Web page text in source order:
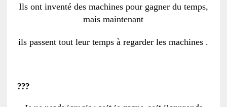
Ils ont inventé des machines pour gagner du temps,
mais maintenant
ils passent tout leur temps à regarder les machines .
???